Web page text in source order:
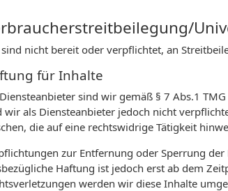
nicht bereit oder verpflichtet, an
für Inhalte
sind wir gemäß § 7 Abs.1
wir als Diensteanbieter jedoch nicht
die auf eine rechtswidrige Tätigkeit
zur Entfernung oder Sperrung
Haftung ist jedoch erst ab dem
werden wir diese Inhalte